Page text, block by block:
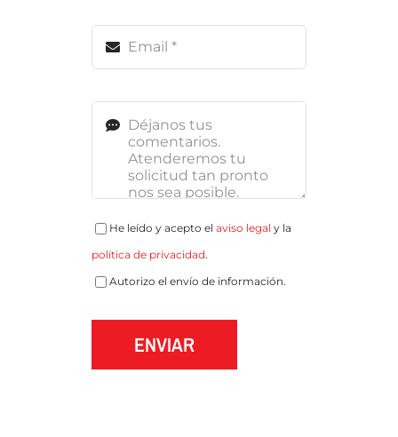
He leído y acepto elaviso legal y la
política de privacidad.
Autorizo el envío de información.
ENVIAR